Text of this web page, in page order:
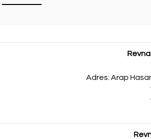
Adres: Arap